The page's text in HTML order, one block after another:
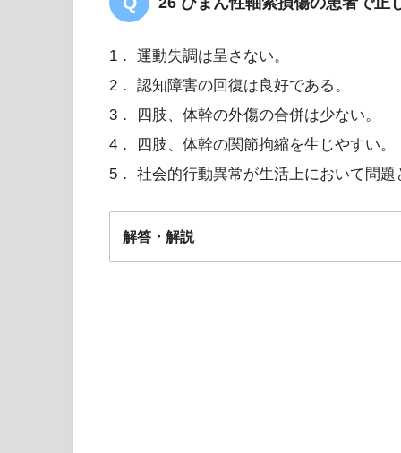
1． 運動失調は呈さない。
2． 認知障害の回復は良好である。
3． 四肢、体幹の外傷の合併は少ない。
4． 四肢、体幹の関節拘縮を生じやすい。
5． 社会的行動異常が生活上において問題
解答・解説